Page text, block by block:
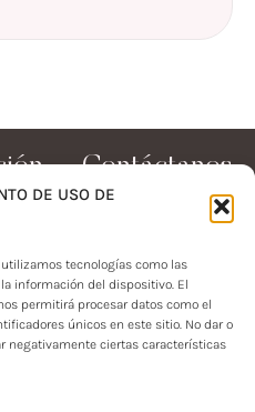
DE USO DE
tecnologías como las
información del dispositivo. El
permitirá procesar datos como el
únicos en este sitio. No dar o
negativamente ciertas características
91,
Jardín.
9am
Contáctanos
+57 320
EUNICE.CO
📖🔗Brochure de
Servicios
Hernández - Centro de